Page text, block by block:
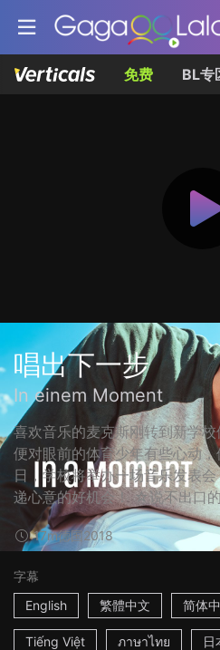
免费 BL专
唱出下一步
In einem Moment
喜欢音乐的麦克斯刚转到新学
便对眼前的体育少年有些心动
日，学校将举办一场音乐发表
递心意的好机会！ ☆说不出口
17m德国2018
字幕
English
繁體中文 简体
Tiếng Việt ภาษาไทย 日